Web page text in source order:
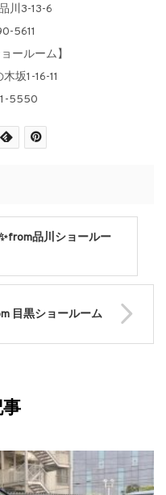
川3-13-6
5611
ールーム】
坂1-16-11
5550
品川ショールー
目黒ショールーム